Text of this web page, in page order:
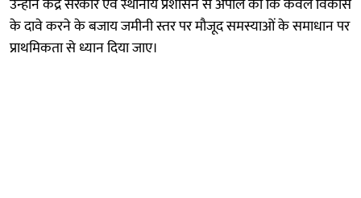
के दावे करने के बजाय जमीनी स्तर पर मौजूद समस्याओं के समाधान पर
प्राथमिकता से ध्यान दिया जाए।